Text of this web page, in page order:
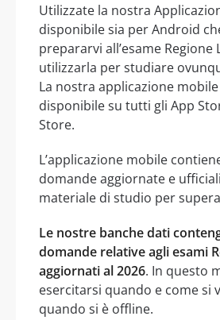
Utilizzate la nostra
disponibile sia per Android
prepararvi all’esame Regione
utilizzarla per studiare
La nostra applicazione
disponibile su tutti gli App
Store.
L’applicazione mobile
domande aggiornate e
materiale di studio per
Le nostre banche dati
domande relative agli esami
aggiornati al 2026. In questo
esercitarsi quando e come si
quando si è offline.